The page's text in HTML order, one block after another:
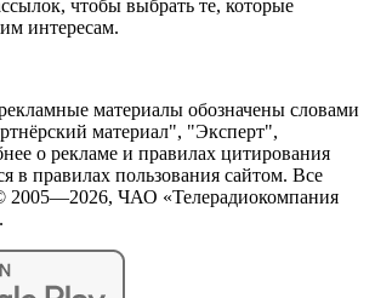
чтобы выбрать те, которые
интересам.
материалы обозначены словами
материал", "Эксперт",
о рекламе и правилах цитирования
в правилах пользования сайтом. Все
2005—2026, ЧАО «Телерадиокомпания